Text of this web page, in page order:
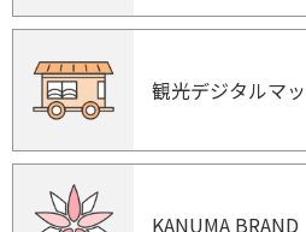
観光デジタルマ
KANUMA BRAND